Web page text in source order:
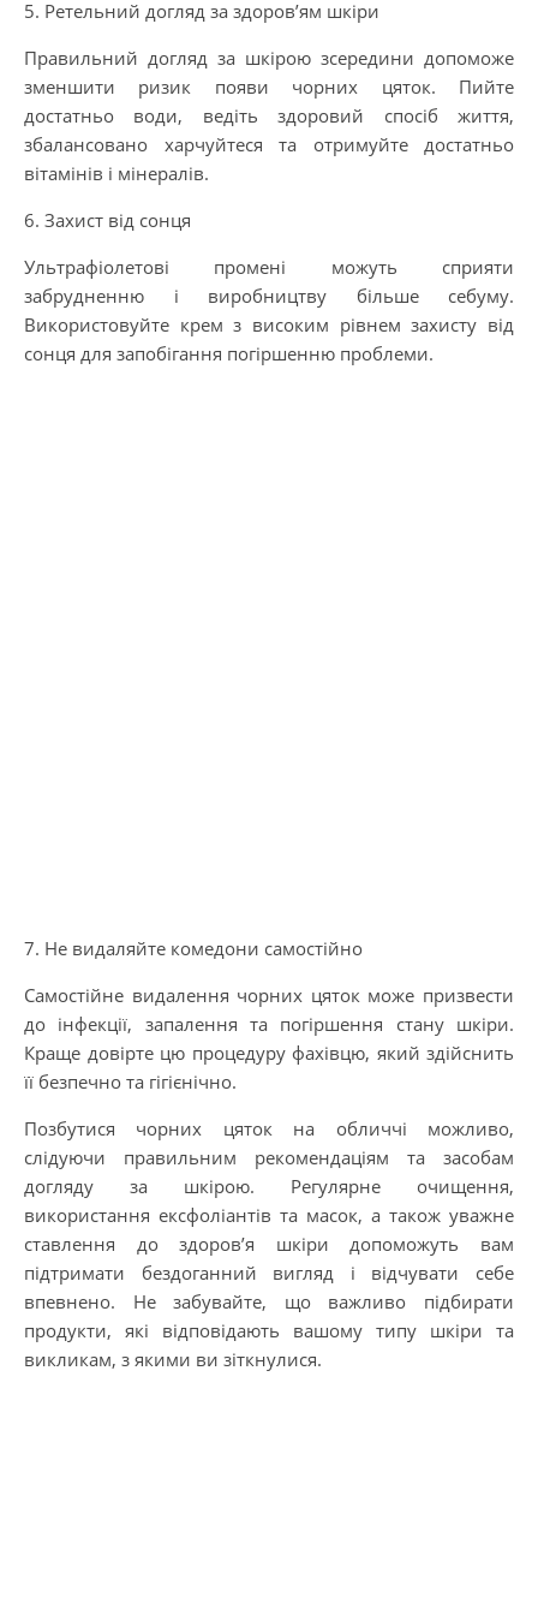
5. Ретельний догляд за здоров’ям шкіри
Правильний догляд за шкірою зсередини допоможе
зменшити ризик появи чорних цяток. Пийте
достатньо води, ведіть здоровий спосіб життя,
збалансовано харчуйтеся та отримуйте достатньо
вітамінів і мінералів.
6. Захист від сонця
Ультрафіолетові промені можуть сприяти
забрудненню і виробництву більше себуму.
Використовуйте крем з високим рівнем захисту від
сонця для запобігання погіршенню проблеми.
7. Не видаляйте комедони самостійно
Самостійне видалення чорних цяток може призвести
до інфекції, запалення та погіршення стану шкіри.
Краще довірте цю процедуру фахівцю, який здійснить
її безпечно та гігієнічно.
Позбутися чорних цяток на обличчі можливо,
слідуючи правильним рекомендаціям та засобам
догляду за шкірою. Регулярне очищення,
використання ексфоліантів та масок, а також уважне
ставлення до здоров’я шкіри допоможуть вам
підтримати бездоганний вигляд і відчувати себе
впевнено. Не забувайте, що важливо підбирати
продукти, які відповідають вашому типу шкіри та
викликам, з якими ви зіткнулися.